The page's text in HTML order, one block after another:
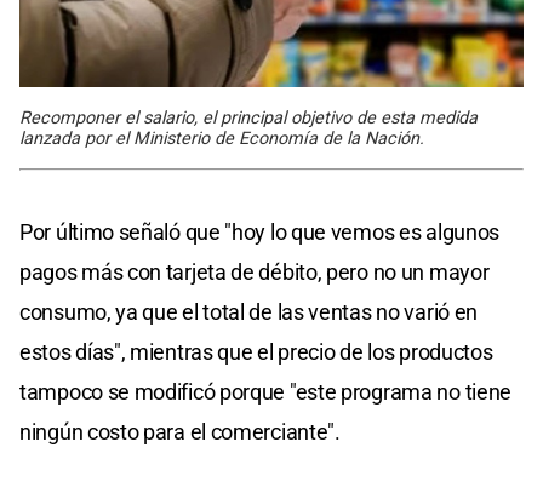
Recomponer el salario, el principal objetivo de esta medida
lanzada por el Ministerio de Economía de la Nación.
Por último señaló que "hoy lo que vemos es algunos
pagos más con tarjeta de débito, pero no un mayor
consumo, ya que el total de las ventas no varió en
estos días", mientras que el precio de los productos
tampoco se modificó porque "este programa no tiene
ningún costo para el comerciante".